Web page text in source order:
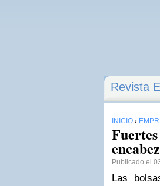
Revista
INICIO ›
Publicado el
Las